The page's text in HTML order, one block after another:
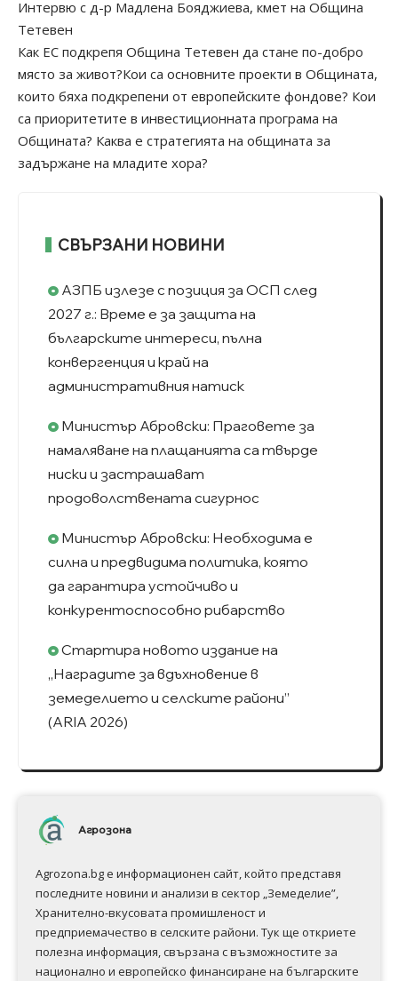
Интервю с д-р Мадлена Бояджиева, кмет на Община
Тетевен
Как ЕС подкрепя Община Тетевен да стане по-добро
място за живот?Кои са основните проекти в Общината,
които бяха подкрепени от европейските фондове? Кои
са приоритетите в инвестиционната програма на
Общината? Каква е стратегията на общината за
задържане на младите хора?
СВЪРЗАНИ НОВИНИ
АЗПБ излезе с позиция за ОСП след
2027 г.: Време е за защита на
българските интереси, пълна
конвергенция и край на
административния натиск
Министър Абровски: Праговете за
намаляване на плащанията са твърде
ниски и застрашават
продоволствената сигурнос
Министър Абровски: Необходима е
силна и предвидима политика, която
да гарантира устойчиво и
конкурентоспособно рибарство
Стартира новото издание на
„Наградите за вдъхновение в
земеделието и селските райони”
(ARIA 2026)
Агрозона
Agrozona.bg e информационен сайт, който представя
последните новини и анализи в сектор „Земеделие”,
Хранително-вкусовата промишленост и
предприемачество в селските райони. Тук ще откриете
полезна информация, свързана с възможностите за
национално и европейско финансиране на българските